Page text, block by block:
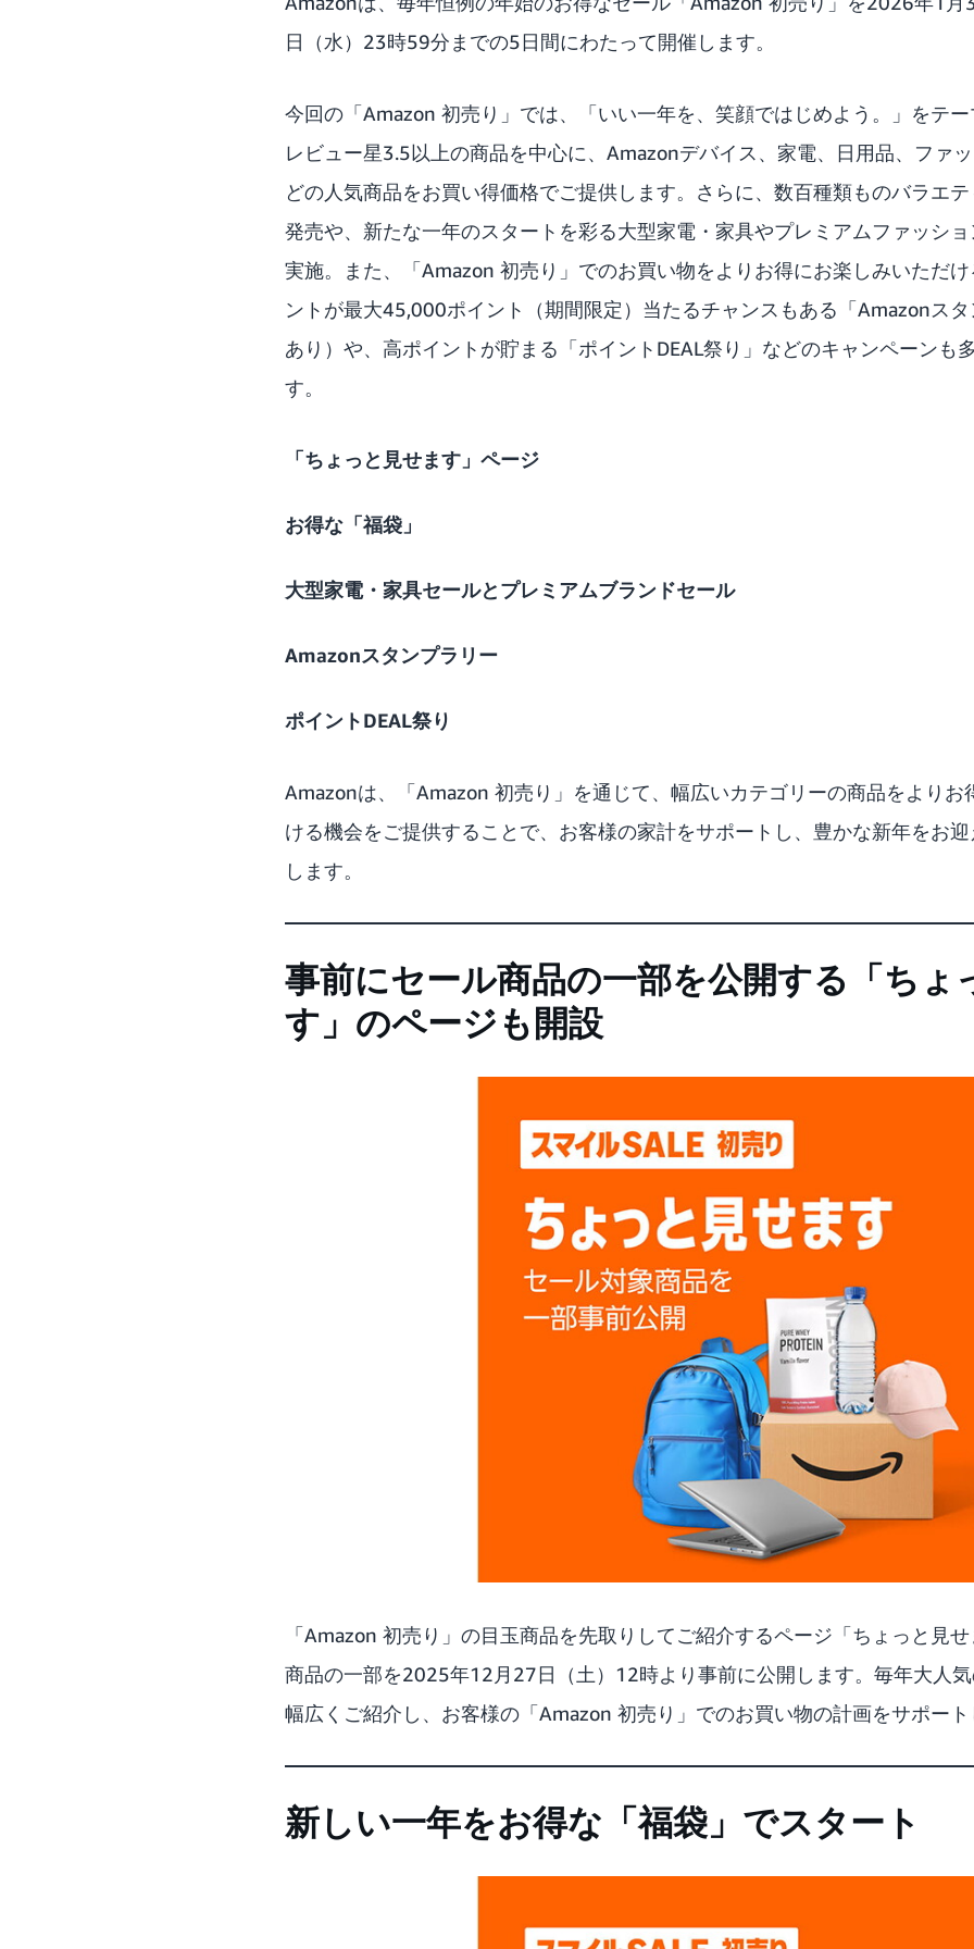
日（水）23時59分までの5日間にわたって開催します。
今回の「Amazon 初売り」では、「いい一年を、笑顔ではじめよう。」をテ
レビュー星3.5以上の商品を中心に、Amazonデバイス、家電、日用品、ファ
どの人気商品をお買い得価格でご提供します。さらに、数百種類ものバラエ
発売や、新たな一年のスタートを彩る大型家電・家具やプレミアムファッシ
実施。また、「Amazon 初売り」でのお買い物をよりお得にお楽しみいただ
ントが最大45,000ポイント（期間限定）当たるチャンスもある「Amazonス
あり）や、高ポイントが貯まる「ポイントDEAL祭り」などのキャンペーンも
す。
「ちょっと見せます」ページ
お得な「福袋」
大型家電・家具セールとプレミアムブランドセール
Amazonスタンプラリー
ポイントDEAL祭り
Amazonは、「Amazon 初売り」を通じて、幅広いカテゴリーの商品をよりお
ける機会をご提供することで、お客様の家計をサポートし、豊かな新年をお
します。
事前にセール商品の一部を公開する「ちょ
す」のページも開設
「Amazon 初売り」の目玉商品を先取りしてご紹介するページ 「ちょっと見せ
商品の一部を2025年12月27日（土）12時より事前に公開します。毎年大人
幅広くご紹介し、お客様の「Amazon 初売り」でのお買い物の計画をサポート
新しい一年をお得な「福袋」でスタート